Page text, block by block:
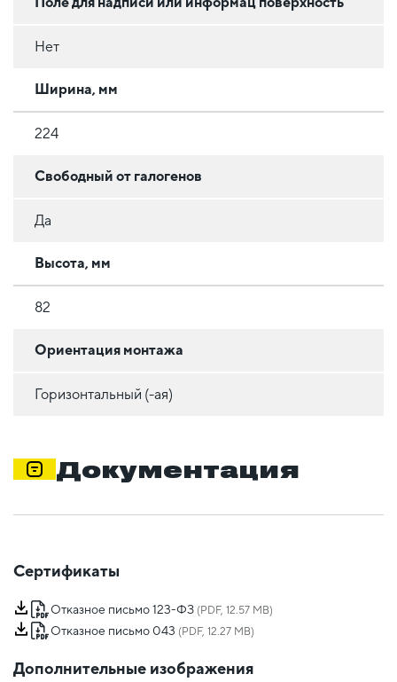
Нет
Ширина, мм
224
Свободный от галогенов
Да
Высота, мм
82
Ориентация монтажа
Горизонтальный (-ая)
Документация
Сертификаты
Отказное письмо 123-ФЗ (PDF, 12.57 MB)
Отказное письмо 043 (PDF, 12.27 MB)
Дополнительные изображения